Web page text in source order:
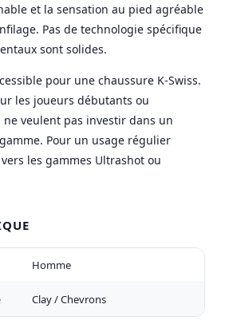
et la sensation au pied agréable
Pas de technologie spécifique
sont solides.
pour une chaussure K-Swiss.
les joueurs débutants ou
ne veulent pas investir dans un
Pour un usage régulier
les gammes Ultrashot ou
Homme
Clay / Chevrons